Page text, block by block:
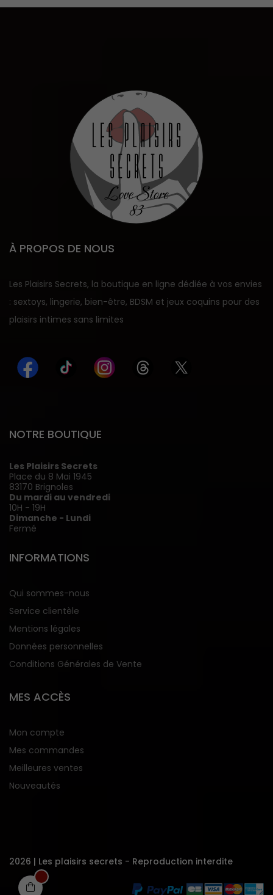
À PROPOS DE NOUS
Les Plaisirs Secrets, la boutique en ligne dédiée à vos envies
: sextoys, lingerie, bien-être, BDSM et jeux coquins pour des
plaisirs intimes sans limites
NOTRE BOUTIQUE
Les Plaisirs Secrets
Place du 8 Mai 1945
83170 Brignoles
Du mardi au vendredi
10H - 19H
Dimanche - Lundi
Fermé
INFORMATIONS
Qui sommes-nous
Service clientèle
Mentions légales
Données personnelles
Conditions Générales de Vente
MES ACCÈS
Mon compte
Mes commandes
Meilleures ventes
Nouveautés
2026 | Les plaisirs secrets - Reproduction interdite